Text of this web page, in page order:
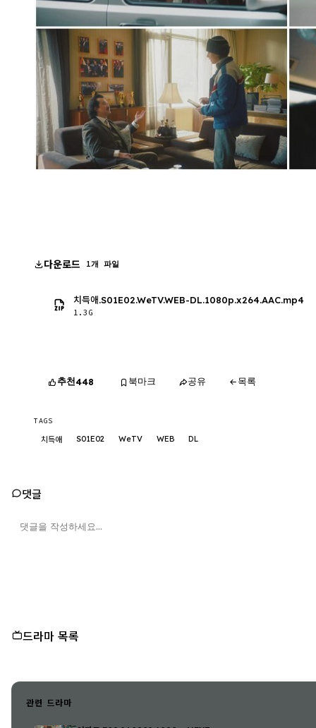
다운로드 1개 파일
치득애.S01E02.WeTV.WEB-DL.1080p.x264.AAC.mp4
1.3G
추천448 북마크 공유 목록
TAGS
치득애 S01E02 WeTV WEB DL
댓글
드라마 목록
관련 드라마